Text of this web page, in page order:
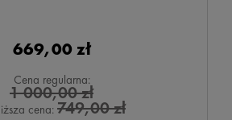
669,00 zł
Cena regularna:
1 000,00 zł
cena: 749,00 zł